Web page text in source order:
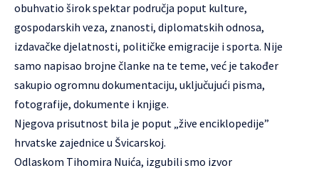
obuhvatio širok spektar područja poput kulture,
gospodarskih veza, znanosti, diplomatskih odnosa,
izdavačke djelatnosti, političke emigracije i sporta. Nije
samo napisao brojne članke na te teme, već je također
sakupio ogromnu dokumentaciju, uključujući pisma,
fotografije, dokumente i knjige.
Njegova prisutnost bila je poput „žive enciklopedije”
hrvatske zajednice u Švicarskoj.
Odlaskom Tihomira Nuića, izgubili smo izvor